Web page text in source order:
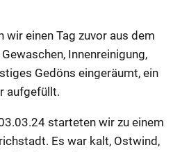
wir einen Tag zuvor aus dem
Innenreinigung,
Gedöns eingeräumt, ein
aufgefüllt.
starteten wir zu einem
Es war kalt, Ostwind,